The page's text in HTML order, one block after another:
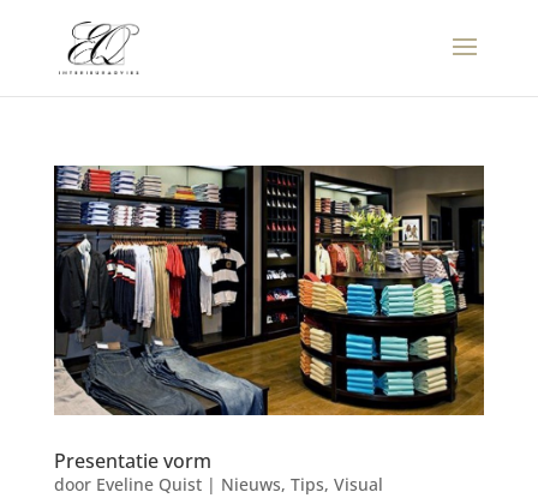
Presentatie vorm
door Eveline Quist| Nieuws, Tips, Visual